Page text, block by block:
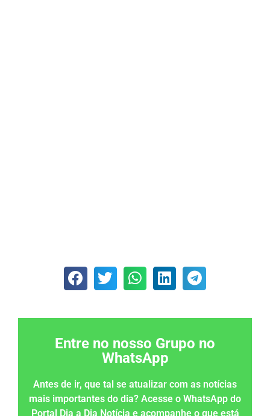
Entre no nosso Grupo no
WhatsApp
Antes de ir, que tal se atualizar com as notícias
mais importantes do dia? Acesse o WhatsApp do
Portal Dia a Dia Notícia e acompanhe o que está